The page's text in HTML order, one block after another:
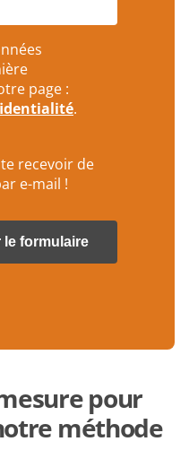
page :
.
recevoir de
e-mail !
pour
méthode